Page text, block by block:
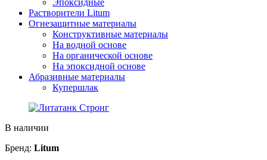
Растворители Litum
Огнезащитные материалы
Конструктивные материалы
На водной основе
На органической основе
На эпоксидной основе
Абразивные материалы
Купершлак
В наличии
Бренд: Litum